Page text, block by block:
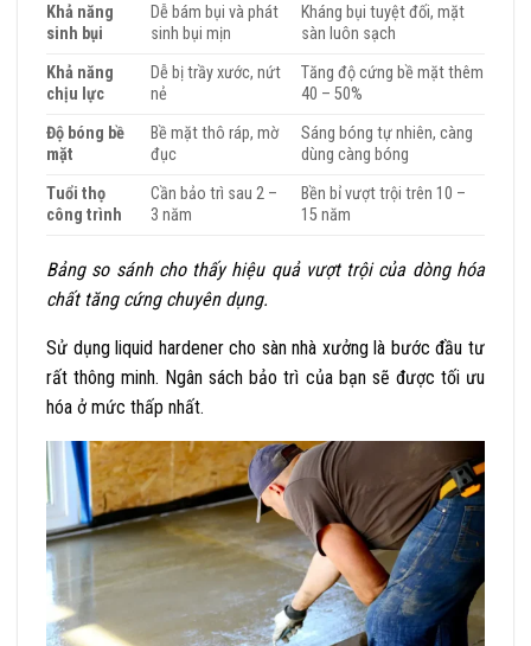
Khả năng
sinh bụi
Dễ bám bụi và phát
sinh bụi mịn
Kháng bụi tuyệt đối, mặt
sàn luôn sạch
Khả năng
chịu lực
Dễ bị trầy xước, nứt
nẻ
Tăng độ cứng bề mặt thêm
40 – 50%
Độ bóng bề
mặt
Bề mặt thô ráp, mờ
đục
Sáng bóng tự nhiên, càng
dùng càng bóng
Tuổi thọ
công trình
Cần bảo trì sau 2 –
3 năm
Bền bỉ vượt trội trên 10 –
15 năm
Bảng so sánh cho thấy hiệu quả vượt trội của dòng hóa
chất tăng cứng chuyên dụng.
Sử dụng liquid hardener cho sàn nhà xưởng là bước đầu tư
rất thông minh. Ngân sách bảo trì của bạn sẽ được tối ưu
hóa ở mức thấp nhất.